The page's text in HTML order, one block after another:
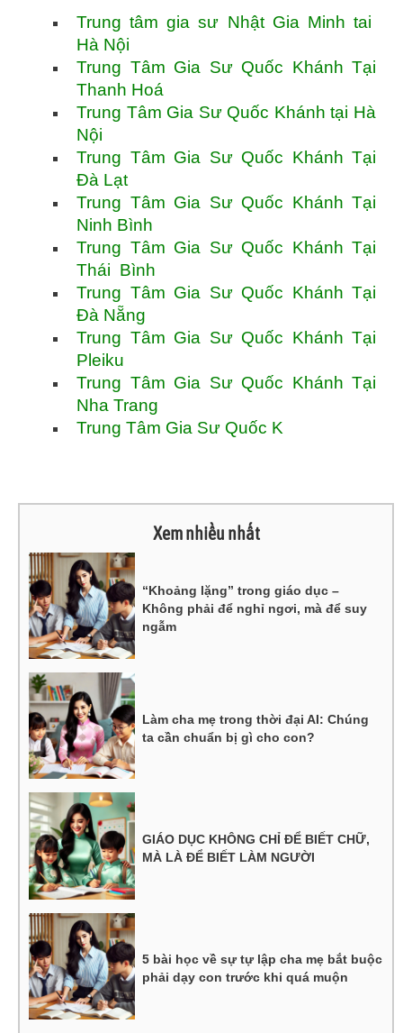
Trung tâm gia sư Nhật Gia Minh tai
Hà Nội
Trung Tâm Gia Sư Quốc Khánh Tại
Thanh Hoá
Trung Tâm Gia Sư Quốc Khánh tại Hà
Nội
Trung Tâm Gia Sư Quốc Khánh Tại
Đà Lạt
Trung Tâm Gia Sư Quốc Khánh Tại
Ninh Bình
Trung Tâm Gia Sư Quốc Khánh Tại
Thái Bình
Trung Tâm Gia Sư Quốc Khánh Tại
Đà Nẵng
Trung Tâm Gia Sư Quốc Khánh Tại
Pleiku
Trung Tâm Gia Sư Quốc Khánh Tại
Nha Trang
Trung Tâm Gia Sư Quốc K
Xem nhiều nhất
“Khoảng lặng” trong giáo dục –
Không phải để nghỉ ngơi, mà để suy
ngẫm
Làm cha mẹ trong thời đại AI: Chúng
ta cần chuẩn bị gì cho con?
GIÁO DỤC KHÔNG CHỈ ĐỂ BIẾT CHỮ,
MÀ LÀ ĐỂ BIẾT LÀM NGƯỜI
5 bài học về sự tự lập cha mẹ bắt buộc
phải dạy con trước khi quá muộn